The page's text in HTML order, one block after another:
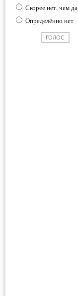
Скорее нет, чем да
Определённо нет